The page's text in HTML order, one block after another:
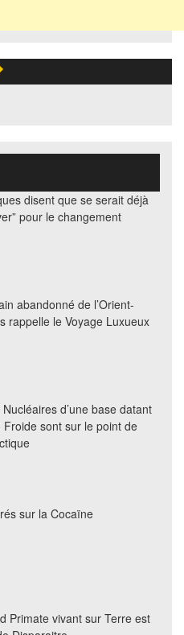
disent que se serait déjà
pour le changement
abandonné de l’Orient-
rappelle le Voyage Luxueux
d’une base datant
sont sur le point de
sur la Cocaïne
Primate vivant sur Terre est